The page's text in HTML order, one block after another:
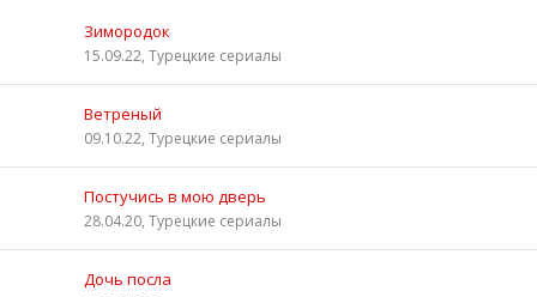
Зимородок
15.09.22, Турецкие сериалы
Ветреный
09.10.22, Турецкие сериалы
Постучись в мою дверь
28.04.20, Турецкие сериалы
Дочь посла